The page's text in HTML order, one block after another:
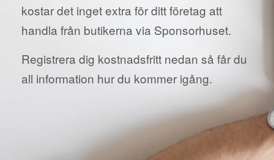
kostar det inget extra för ditt företag att
handla från butikerna via Sponsorhuset.
Registrera dig kostnadsfritt nedan så får du
all information hur du kommer igång.